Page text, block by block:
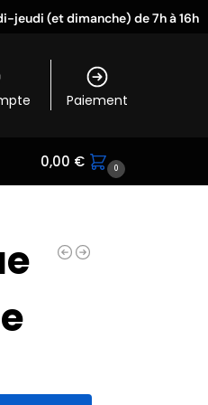
jeudi (et dimanche) de 7h à 16h
Paiement
0,00 € 0